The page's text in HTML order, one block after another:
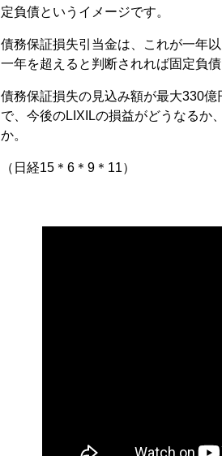
定負債というイメージです。
債務保証損失引当金は、これが一年
一年を超えると判断されれば固定負債
債務保証損失の見込み額が最大330
で、今後のLIXILの損益がどうなるか
か。
（日経15＊6＊9＊11）